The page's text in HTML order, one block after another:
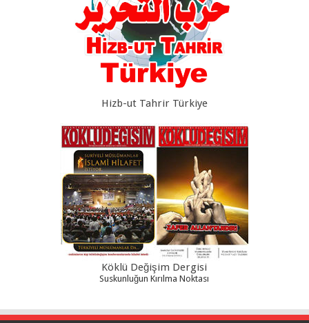
Hizb-ut Tahrir Türkiye
Köklü Değişim Dergisi
Suskunluğun Kırılma Noktası